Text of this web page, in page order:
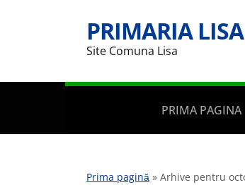
PRIMARIA LISA
Site Comuna Lisa
PRIMA PAGINA
Prima pagină » Arhive pentru